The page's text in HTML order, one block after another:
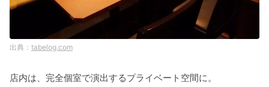
tabelog.com
店内は、完全個室で演出するプライベート空間に。